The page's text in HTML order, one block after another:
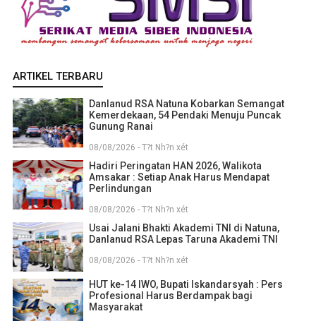
ARTIKEL TERBARU
Danlanud RSA Natuna Kobarkan Semangat
Kemerdekaan, 54 Pendaki Menuju Puncak
Gunung Ranai
08/08/2026 - T?t Nh?n xét
Hadiri Peringatan HAN 2026, Walikota
Amsakar : Setiap Anak Harus Mendapat
Perlindungan
08/08/2026 - T?t Nh?n xét
Usai Jalani Bhakti Akademi TNI di Natuna,
Danlanud RSA Lepas Taruna Akademi TNI
08/08/2026 - T?t Nh?n xét
HUT ke-14 IWO, Bupati Iskandarsyah : Pers
Profesional Harus Berdampak bagi
Masyarakat